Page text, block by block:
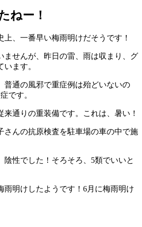
ねー！
上、一番早い梅雨明けだそうです！
ませんが、昨日の雷、雨は収まり、グ
ます。
普通の風邪で重症例は殆どいないの
です。
来通りの重装備です。これは、暑い！
さんの抗原検査を駐車場の車の中で施
陰性でした！そろそろ、5類でいいと
雨明けしたようです！6月に梅雨明け